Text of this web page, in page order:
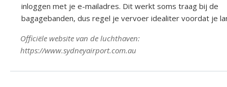
inloggen met je e-mailadres. Dit werkt soms traag bij de
bagagebanden, dus regel je vervoer idealiter voordat je
Officiële website van de luchthaven:
https://www.sydneyairport.com.au